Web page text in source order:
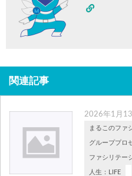
関連記事
2026年1月13
まるこのファ
グループプロ
ファシリテー
人生：LIFE